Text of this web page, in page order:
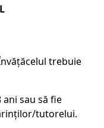
trebuie
ani sau să fie
tutorelui.